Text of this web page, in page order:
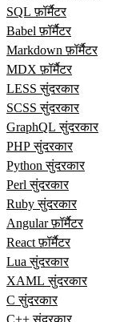
SQL फ़ॉर्मैटर
Babel फ़ॉर्मैटर
Markdown फ़ॉर्मैटर
MDX फ़ॉर्मैटर
LESS सुंदरकार
SCSS सुंदरकार
GraphQL सुंदरकार
PHP सुंदरकार
Python सुंदरकार
Perl सुंदरकार
Ruby सुंदरकार
Angular फ़ॉर्मैटर
React फ़ॉर्मैटर
Lua सुंदरकार
XAML सुंदरकार
C सुंदरकार
C++ सुंदरकार